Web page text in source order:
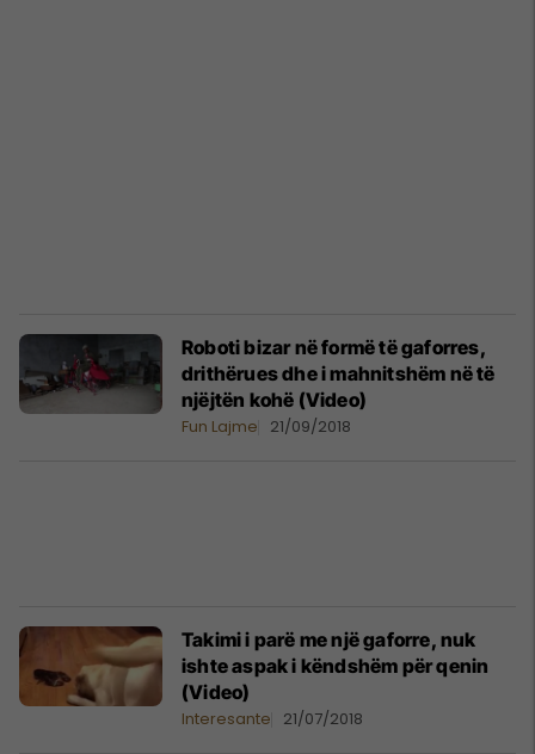
Roboti bizar në formë të gaforres,
drithërues dhe i mahnitshëm në të
njëjtën kohë (Video)
Fun Lajme 21/09/2018
Takimi i parë me një gaforre, nuk
ishte aspak i këndshëm për qenin
(Video)
Interesante 21/07/2018